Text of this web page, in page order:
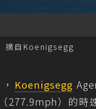
摘自Koenigsegg
Koenigsegg
277.9mph）的時